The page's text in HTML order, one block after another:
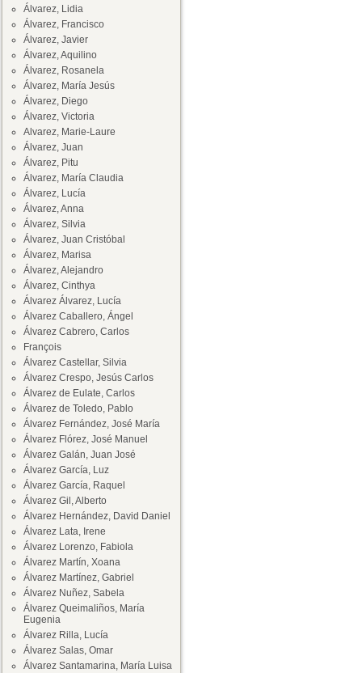
Álvarez, Lidia
Álvarez, Francisco
Álvarez, Javier
Álvarez, Aquilino
Álvarez, Rosanela
Álvarez, María Jesús
Álvarez, Diego
Álvarez, Victoria
Alvarez, Marie-Laure
Álvarez, Juan
Álvarez, Pitu
Álvarez, María Claudia
Álvarez, Lucía
Álvarez, Anna
Álvarez, Silvia
Álvarez, Juan Cristóbal
Álvarez, Marisa
Álvarez, Alejandro
Álvarez, Cinthya
Álvarez Álvarez, Lucía
Álvarez Caballero, Ángel
Álvarez Cabrero, Carlos
François
Álvarez Castellar, Silvia
Álvarez Crespo, Jesús Carlos
Álvarez de Eulate, Carlos
Álvarez de Toledo, Pablo
Álvarez Fernández, José María
Álvarez Flórez, José Manuel
Álvarez Galán, Juan José
Álvarez García, Luz
Álvarez García, Raquel
Álvarez Gil, Alberto
Álvarez Hernández, David Daniel
Álvarez Lata, Irene
Álvarez Lorenzo, Fabiola
Álvarez Martín, Xoana
Álvarez Martínez, Gabriel
Álvarez Nuñez, Sabela
Álvarez Queimaliños, María
Eugenia
Álvarez Rilla, Lucía
Álvarez Salas, Omar
Álvarez Santamarina, María Luisa